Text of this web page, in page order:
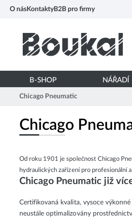
O nás Kontakty B2B pro firmy
B-SHOP NÁŘADÍ
Chicago Pneumatic
Chicago
Od roku 1901 je společnost Chicago
hydraulických zařízení pro profesionální
Chicago Pneumatic již
Certifikovaná kvalita, vysoce
neustále optimalizovány